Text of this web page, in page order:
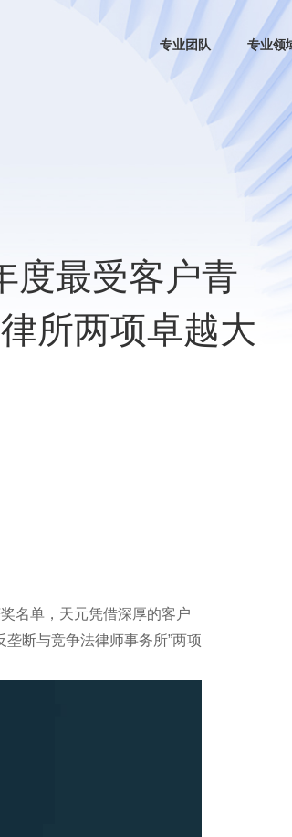
专业团队 专业领
度最受客户青
所两项卓越大
名单，天元凭借深厚的客户
垄断与竞争法律师事务所”两项